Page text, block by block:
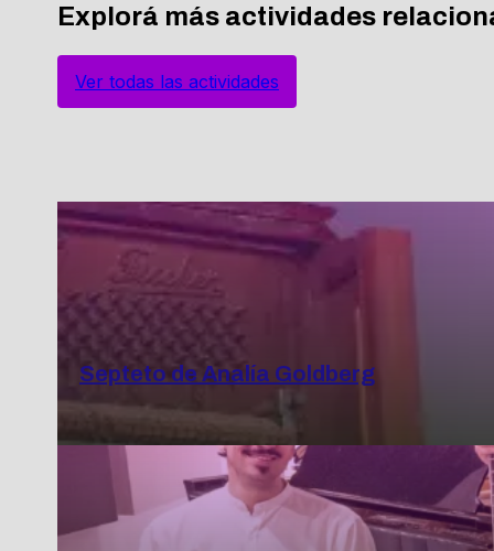
Explorá más actividades
Ver todas las actividades
Septeto de Analía Goldberg